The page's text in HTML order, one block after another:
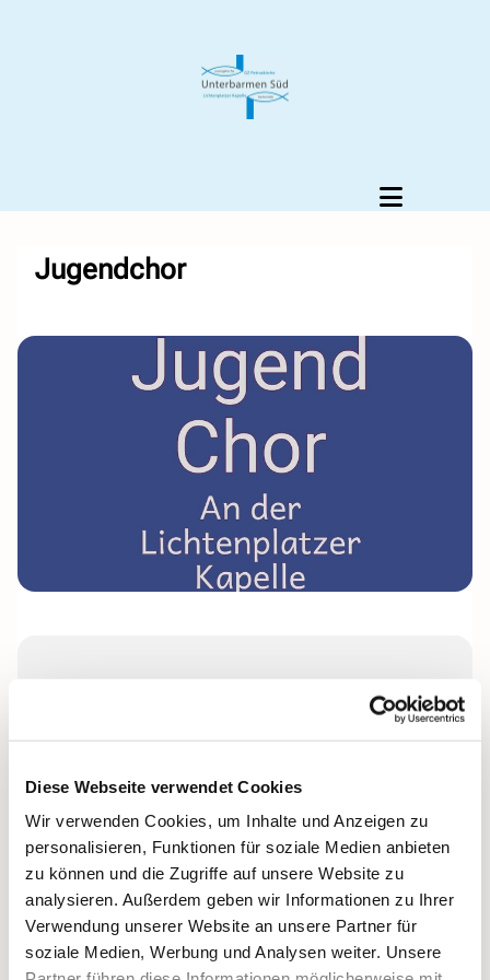
Diese Webseite verwendet Cookies
Wir verwenden Cookies, um Inhalte und Anzeigen zu
personalisieren, Funktionen für soziale Medien anbieten
zu können und die Zugriffe auf unsere Website zu
analysieren. Außerdem geben wir Informationen zu Ihrer
Verwendung unserer Website an unsere Partner für
soziale Medien, Werbung und Analysen weiter. Unsere
Jugendchor
Donnerstag, 28. Januar 2027, 17:00
Lichtenplatzer Kapelle
Leitung: Anke Beckmann